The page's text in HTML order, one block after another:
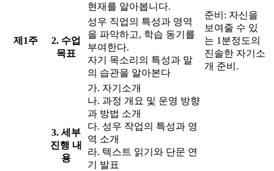
제1주
현재를 알아봅니다.
준비: 자신을
보여줄 수 있
는 1분정도의
진솔한 자기소
개 준비.
2. 수업
목표
성우 직업의 특성과 영역
을 파악하고, 학습 동기를
부여한다.
자기 목소리의 특성과 말
의 습관을 알아본다
3. 세부
진행 내
용
가. 자기소개
나. 과정 개요 및 운영 방향
과 방법 소개
다. 성우 작업의 특성과 영
역 소개
라. 텍스트 읽기와 단문 연
기 발표